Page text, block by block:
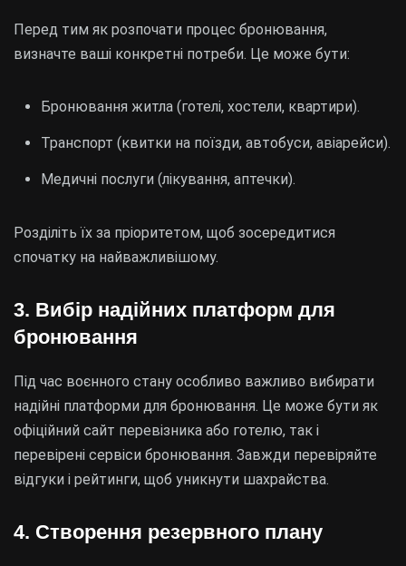
Перед тим як розпочати процес бронювання,
визначте ваші конкретні потреби. Це може бути:
Бронювання житла (готелі, хостели, квартири).
Транспорт (квитки на поїзди, автобуси, авіарейси).
Медичні послуги (лікування, аптечки).
Розділіть їх за пріоритетом, щоб зосередитися
спочатку на найважливішому.
3. Вибір надійних платформ для
бронювання
Під час воєнного стану особливо важливо вибирати
надійні платформи для бронювання. Це може бути як
офіційний сайт перевізника або готелю, так і
перевірені сервіси бронювання. Завжди перевіряйте
відгуки і рейтинги, щоб уникнути шахрайства.
4. Створення резервного плану